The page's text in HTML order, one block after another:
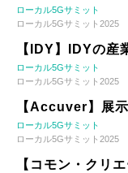
ローカル5Gサミット
ローカル5Gサミット2025
【IDY】IDYの産
ローカル5Gサミット
ローカル5Gサミット2025
【Accuver】展
ローカル5Gサミット
ローカル5Gサミット2025
【コモン・クリ